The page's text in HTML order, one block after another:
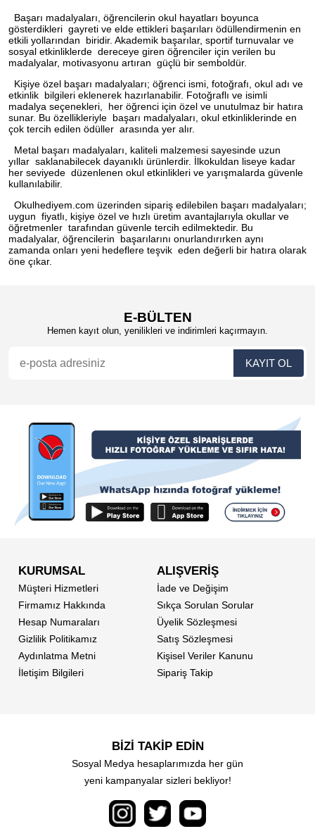
Başarı madalyaları, öğrencilerin okul hayatları boyunca
gösterdikleri gayreti ve elde ettikleri başarıları ödüllendirmenin en
etkili yollarından biridir. Akademik başarılar, sportif turnuvalar ve
sosyal etkinliklerde dereceye giren öğrenciler için verilen bu
madalyalar, motivasyonu artıran güçlü bir semboldür.
Kişiye özel başarı madalyaları; öğrenci ismi, fotoğrafı, okul adı ve
etkinlik bilgileri eklenerek hazırlanabilir. Fotoğraflı ve isimli
madalya seçenekleri, her öğrenci için özel ve unutulmaz bir hatıra
sunar. Bu özellikleriyle başarı madalyaları, okul etkinliklerinde en
çok tercih edilen ödüller arasında yer alır.
Metal başarı madalyaları, kaliteli malzemesi sayesinde uzun
yıllar saklanabilecek dayanıklı ürünlerdir. İlkokuldan liseye kadar
her seviyede düzenlenen okul etkinlikleri ve yarışmalarda güvenle
kullanılabilir.
Okulhediyem.com üzerinden sipariş edilebilen başarı madalyaları;
uygun fiyatlı, kişiye özel ve hızlı üretim avantajlarıyla okullar ve
öğretmenler tarafından güvenle tercih edilmektedir. Bu
madalyalar, öğrencilerin başarılarını onurlandırırken aynı
zamanda onları yeni hedeflere teşvik eden değerli bir hatıra olarak
öne çıkar.
E-BÜLTEN
Hemen kayıt olun, yenilikleri ve indirimleri kaçırmayın.
KURUMSAL
Müşteri Hizmetleri
Firmamız Hakkında
Hesap Numaraları
Gizlilik Politikamız
Aydınlatma Metni
İletişim Bilgileri
ALIŞVERİŞ
İade ve Değişim
Sıkça Sorulan Sorular
Üyelik Sözleşmesi
Satış Sözleşmesi
Kişisel Veriler Kanunu
Sipariş Takip
BİZİ TAKİP EDİN
Sosyal Medya hesaplarımızda her gün
yeni kampanyalar sizleri bekliyor!